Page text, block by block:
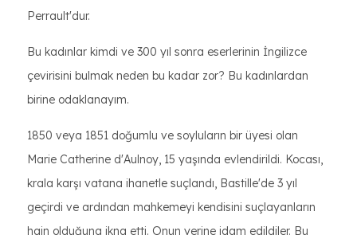
Perrault'dur.
Bu kadınlar kimdi ve 300 yıl sonra eserlerinin İngilizce
çevirisini bulmak neden bu kadar zor? Bu kadınlardan
birine odaklanayım.
1850 veya 1851 doğumlu ve soyluların bir üyesi olan
Marie Catherine d'Aulnoy, 15 yaşında evlendirildi. Kocası,
krala karşı vatana ihanetle suçlandı, Bastille'de 3 yıl
geçirdi ve ardından mahkemeyi kendisini suçlayanların
hain olduğuna ikna etti. Onun yerine idam edildiler. Bu